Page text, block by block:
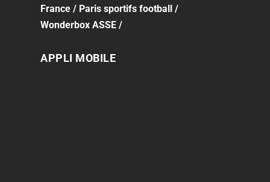
France / Paris sportifs football /
Wonderbox ASSE /
APPLI MOBILE